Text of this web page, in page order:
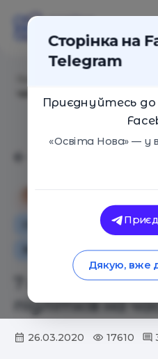
Особистий досвід
Вибір редакції
7 цікавих
підлітків на
26.03.2020 17610
Сторінка на
Telegram
Приєднуйтесь до
«Освіта Нова» — у
Дякую, вже